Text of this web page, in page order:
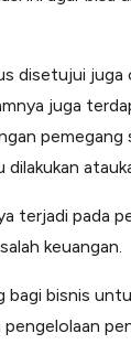
disetujui juga
juga
pemegang
terjadi pada
keuangan.
bisnis